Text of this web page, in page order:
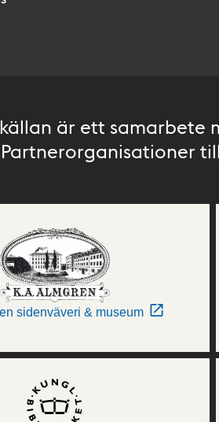
är ett samarbete
sidenväveri & museum